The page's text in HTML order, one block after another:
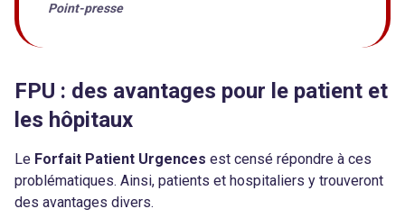
Point-presse
FPU : des avantages pour le patient et
les hôpitaux
Le Forfait Patient Urgences est censé répondre à ces
problématiques. Ainsi, patients et hospitaliers y trouveront
des avantages divers.